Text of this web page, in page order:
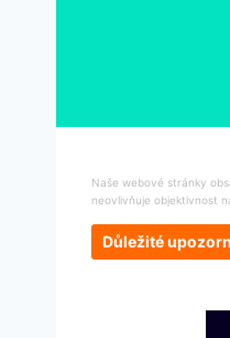
Naše webové stránky
neovlivňuje objektivnost
Důležité